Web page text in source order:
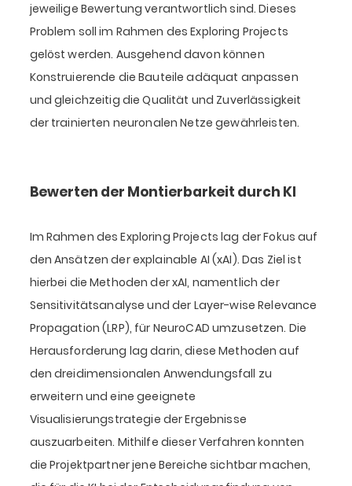
jeweilige Bewertung verantwortlich sind. Dieses
Problem soll im Rahmen des Exploring Projects
gelöst werden. Ausgehend davon können
Konstruierende die Bauteile adäquat anpassen
und gleichzeitig die Qualität und Zuverlässigkeit
der trainierten neuronalen Netze gewährleisten.
Bewerten der Montierbarkeit durch KI
Im Rahmen des Exploring Projects lag der Fokus auf
den Ansätzen der explainable AI (xAI). Das Ziel ist
hierbei die Methoden der xAI, namentlich der
Sensitivitätsanalyse und der Layer-wise Relevance
Propagation (LRP), für NeuroCAD umzusetzen. Die
Herausforderung lag darin, diese Methoden auf
den dreidimensionalen Anwendungsfall zu
erweitern und eine geeignete
Visualisierungstrategie der Ergebnisse
auszuarbeiten. Mithilfe dieser Verfahren konnten
die Projektpartner jene Bereiche sichtbar machen,